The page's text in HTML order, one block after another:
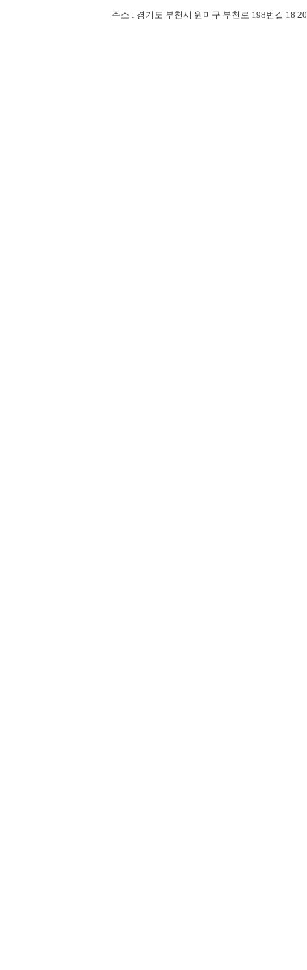
주소 : 경기도 부천시 원미구 부천로 198번길